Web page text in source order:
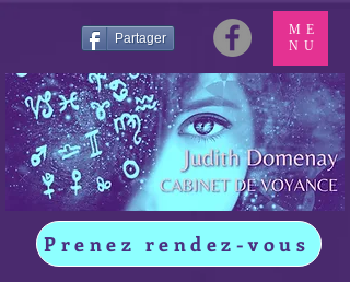
Partager
Prenez rendez-vous
ME
NU